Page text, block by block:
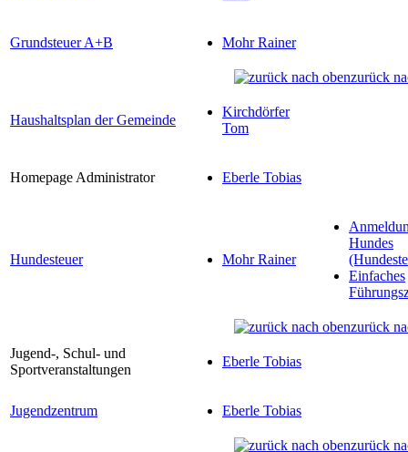
Grundsteuer A+B Mohr Rainer
zurück
Haushaltsplan der Gemeinde
Kirchdörfer
Tom
Homepage Administrator Eberle Tobias
Hundesteuer Mohr Rainer
Hundes
Einfaches
zurück
Jugend-, Schul- und
Sportveranstaltungen
Eberle Tobias
Jugendzentrum Eberle Tobias
zurück